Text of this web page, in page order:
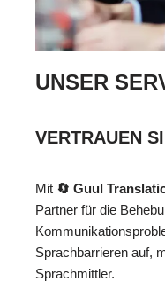
UNSER
VERTRAUEN
Mit 🔄 Guul
Partner für die
Sprachbarrieren auf,
Sprachmittler.